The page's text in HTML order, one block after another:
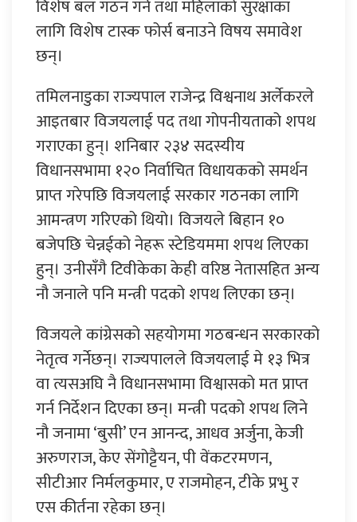
विशेष बल गठन गर्ने तथा महिलाको सुरक्षाका
लागि विशेष टास्क फोर्स बनाउने विषय समावेश
छन्।
तमिलनाडुका राज्यपाल राजेन्द्र विश्वनाथ अर्लेकरले
आइतबार विजयलाई पद तथा गोपनीयताको शपथ
गराएका हुन्। शनिबार २३४ सदस्यीय
विधानसभामा १२० निर्वाचित विधायकको समर्थन
प्राप्त गरेपछि विजयलाई सरकार गठनका लागि
आमन्त्रण गरिएको थियो। विजयले बिहान १०
बजेपछि चेन्नईको नेहरू स्टेडियममा शपथ लिएका
हुन्। उनीसँगै टिवीकेका केही वरिष्ठ नेतासहित अन्य
नौ जनाले पनि मन्त्री पदको शपथ लिएका छन्।
विजयले कांग्रेसको सहयोगमा गठबन्धन सरकारको
नेतृत्व गर्नेछन्। राज्यपालले विजयलाई मे १३ भित्र
वा त्यसअघि नै विधानसभामा विश्वासको मत प्राप्त
गर्न निर्देशन दिएका छन्। मन्त्री पदको शपथ लिने
नौ जनामा ‘बुसी’ एन आनन्द, आधव अर्जुना, केजी
अरुणराज, केए सेंगोट्टैयन, पी वेंकटरमणन,
सीटीआर निर्मलकुमार, ए राजमोहन, टीके प्रभु र
एस कीर्तना रहेका छन्।